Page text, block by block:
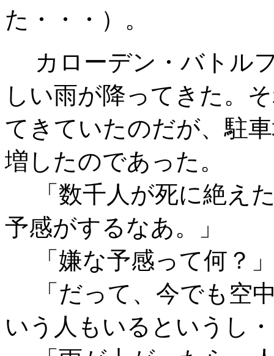
た・・・）。
カローデン・バトル
しい雨が降ってきた。
てきていたのだが、駐
増したのであった。
「数千人が死に絶え
予感がするなあ。」
「嫌な予感って何？
「だって、今でも空
いう人もいるというし